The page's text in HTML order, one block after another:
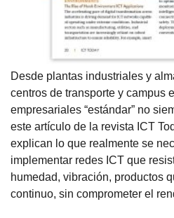
Desde plantas industriales y
centros de transporte y campus
empresariales “estándar” no
este artículo de la revista ICT
explican lo que realmente se
implementar redes ICT que
humedad, vibración, productos
continuo, sin comprometer el